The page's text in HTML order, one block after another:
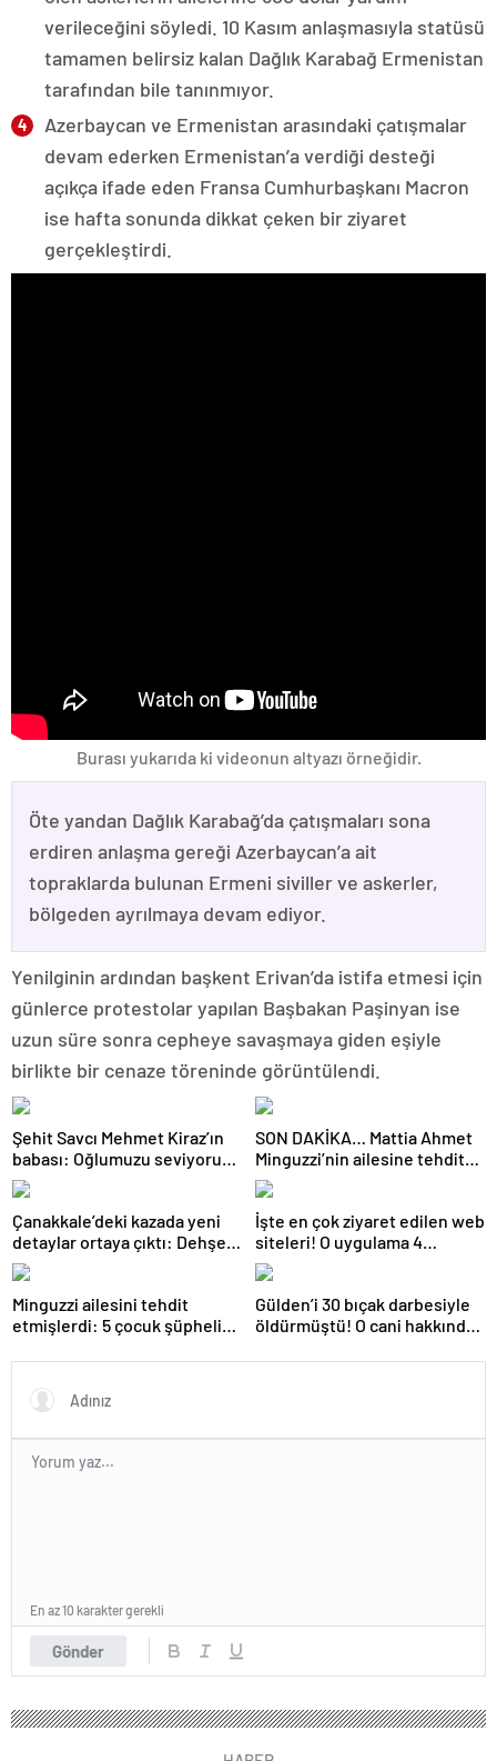
verileceğini söyledi. 10 Kasım anlaşmasıyla statüsü
tamamen belirsiz kalan Dağlık Karabağ Ermenistan
tarafından bile tanınmıyor.
Azerbaycan ve Ermenistan arasındaki çatışmalar
devam ederken Ermenistan’a verdiği desteği
açıkça ifade eden Fransa Cumhurbaşkanı Macron
ise hafta sonunda dikkat çeken bir ziyaret
gerçekleştirdi.
Burası yukarıda ki videonun altyazı örneğidir.
Öte yandan Dağlık Karabağ’da çatışmaları sona
erdiren anlaşma gereği Azerbaycan’a ait
topraklarda bulunan Ermeni siviller ve askerler,
bölgeden ayrılmaya devam ediyor.
Yenilginin ardından başkent Erivan’da istifa etmesi için
günlerce protestolar yapılan Başbakan Paşinyan ise
uzun süre sonra cepheye savaşmaya giden eşiyle
birlikte bir cenaze töreninde görüntülendi.
Şehit Savcı Mehmet Kiraz’ın
babası: Oğlumuzu seviyoruz
ama devletimizi oğlumuzdan
da çok seviyoruz
SON DAKİKA… Mattia Ahmet
Minguzzi’nin ailesine tehdit
davasında yeni gelişme: İşte
5 şüpheli hakkında istenen
ceza!
Çanakkale’deki kazada yeni
detaylar ortaya çıktı: Dehşet
kamyonunun suç dosyası
kabarık!
İşte en çok ziyaret edilen web
siteleri! O uygulama 4
basamak birden yükseldi: İlk
sırada…
Minguzzi ailesini tehdit
etmişlerdi: 5 çocuk şüpheli
oldu
Gülden’i 30 bıçak darbesiyle
öldürmüştü! O cani hakkında
donduran detaylar…
Gönder
En az 10 karakter gerekli